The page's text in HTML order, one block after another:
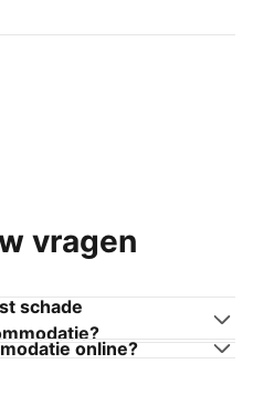
vragen
schade
online?